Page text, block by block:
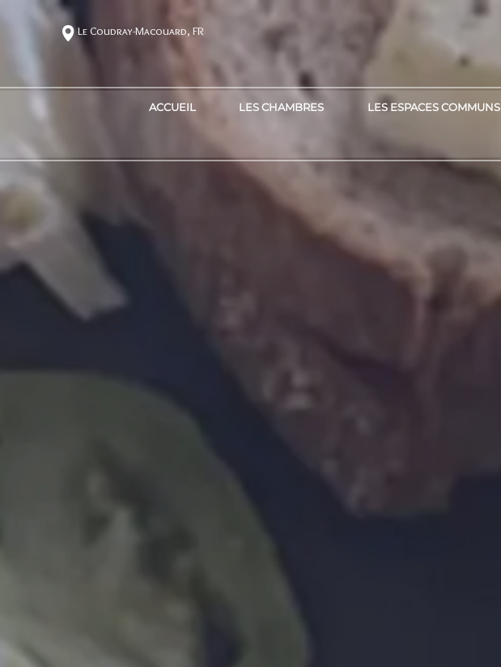
Le Coudray-Macouard, FR
ACCUEIL LES CHAMBRES LES ESPACES COMMUNS